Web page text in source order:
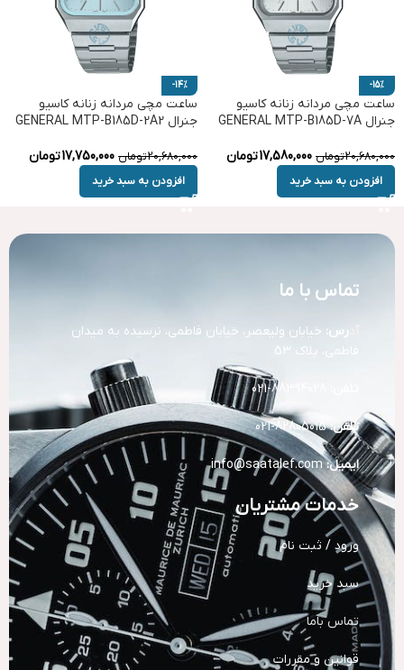
-15%
ساعت مچی مردانه زنانه کاسیو
جنرال GENERAL MTP-B185D-7A
20,680,000تومان 17,580,000تومان
افزودن به سبد خرید
-14%
ساعت مچی مردانه زنانه کاسیو
جنرال GENERAL MTP-B185D-2A2
20,680,000تومان 17,750,000تومان
افزودن به سبد خرید
تماس با ما
رس: خیابان ولیعصر، خیابان فاطمی، نرسیده به میدان
فاطمی، پلاک 53
تلفن:82805015-021
ایمیل: info@saatalef.com
خدمات مشتریان
ورود / ثبت نام
سبد خرید
تماس باما
قوانین و مقررات